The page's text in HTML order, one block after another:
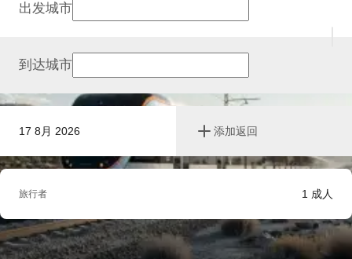
17 8月 2026 添加返回
出发城市
到达城市
旅行者 1 成人